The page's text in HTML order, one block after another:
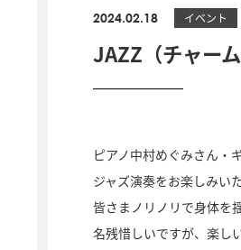
2024.02.18 イベント
JAZZ（チャー
ピアノ中村めぐみさん・
ジャズ演奏をお楽しみい
皆さまノリノリで身体を
名残惜しいですが、楽し